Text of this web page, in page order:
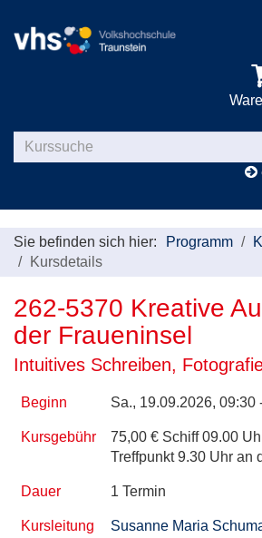
Sie befinden sich hier: Programm
Kursdetails
262-5370 Kreative
der Fraueninsel
Intuitives Schreiben,
Beginn Sa., 19.09.2026, 09:30
Kursgebühr
75,00 € Schiff 09.00
Treffpunkt 9.30 Uhr an
Dauer 1 Termin
Kursleitung Susanne Maria